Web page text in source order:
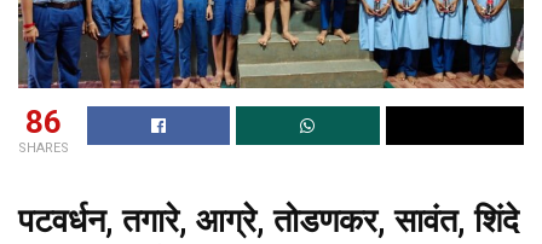
86
SHARES
पटवर्धन, तगारे, आग्रे, तोडणकर, सावंत, शिंदे